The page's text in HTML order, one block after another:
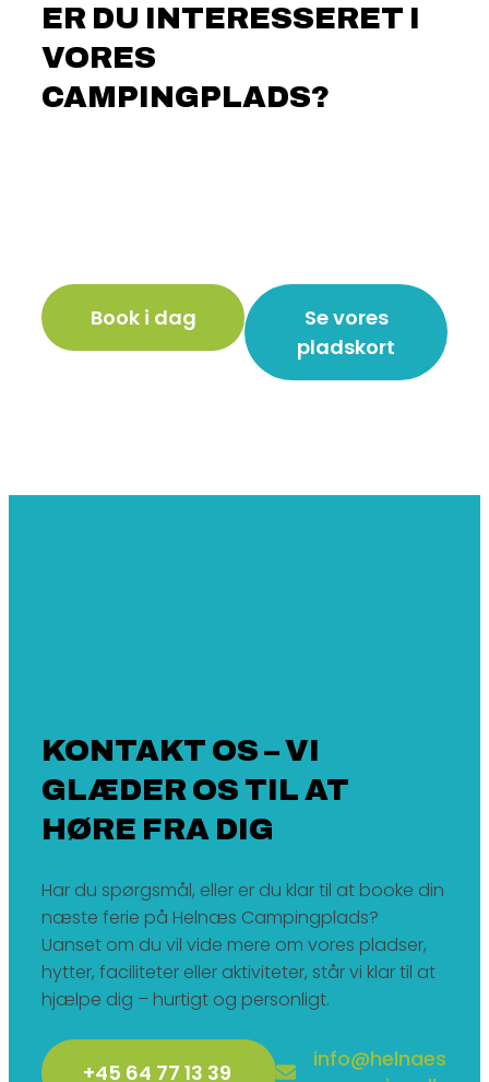
ER DU INTERESSERET I
VORES
CAMPINGPLADS?
Book i dag
Se vores
pladskort
KONTAKT OS – VI
GLÆDER OS TIL AT
HØRE FRA DIG
Har du spørgsmål, eller er du klar til at booke din
næste ferie på Helnæs Campingplads?
Uanset om du vil vide mere om vores pladser,
hytter, faciliteter eller aktiviteter, står vi klar til at
hjælpe dig – hurtigt og personligt.
+45 64 77 13 39
info@helnaes